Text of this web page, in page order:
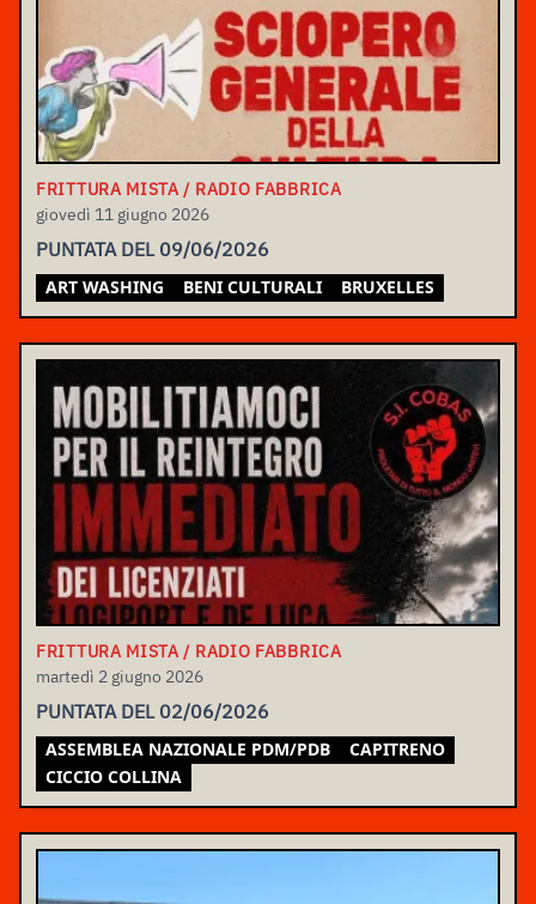
FRITTURA MISTA / RADIO FABBRICA
giovedì 11 giugno 2026
PUNTATA DEL 09/06/2026
ART WASHING BENI CULTURALI BRUXELLES
FRITTURA MISTA / RADIO FABBRICA
martedì 2 giugno 2026
PUNTATA DEL 02/06/2026
ASSEMBLEA NAZIONALE PDM/PDB
CAPITRENO
CICCIO COLLINA